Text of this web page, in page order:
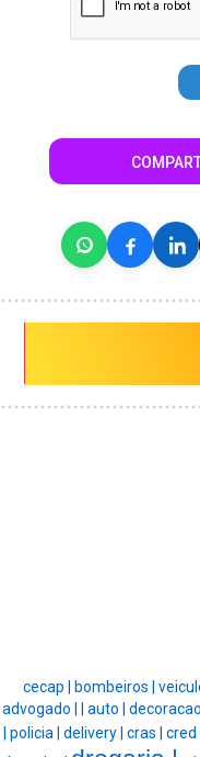
cecap | bombeiros |
advogado |
auto | decoracao
policia | delivery | cras | cred |